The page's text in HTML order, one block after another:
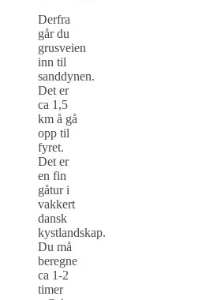
Derfra
går du
grusveien
inn til
sanddynen.
Det er
ca 1,5
km å gå
opp til
fyret.
Det er
en fin
gåtur i
vakkert
dansk
kystlandskap.
Du må
beregne
ca 1-2
timer